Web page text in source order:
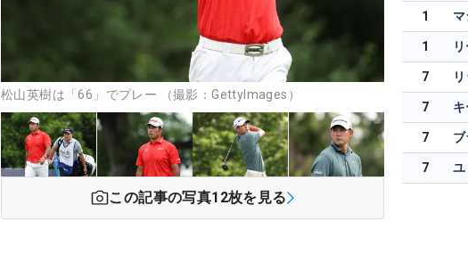
松山英樹は「66」でプレー （撮影：GettyImages）
この記事の写真12枚を見る
1
1
7
7
7
7 ユ